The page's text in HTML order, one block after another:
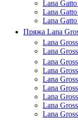
Lana
Lana
Lana
Пряжа Lana
Lana
Lana
Lana
Lana
Lana
Lana
Lana
Lana
Lana